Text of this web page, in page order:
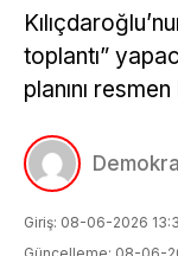
toplantı”
planını
Giriş: 08-06-2026